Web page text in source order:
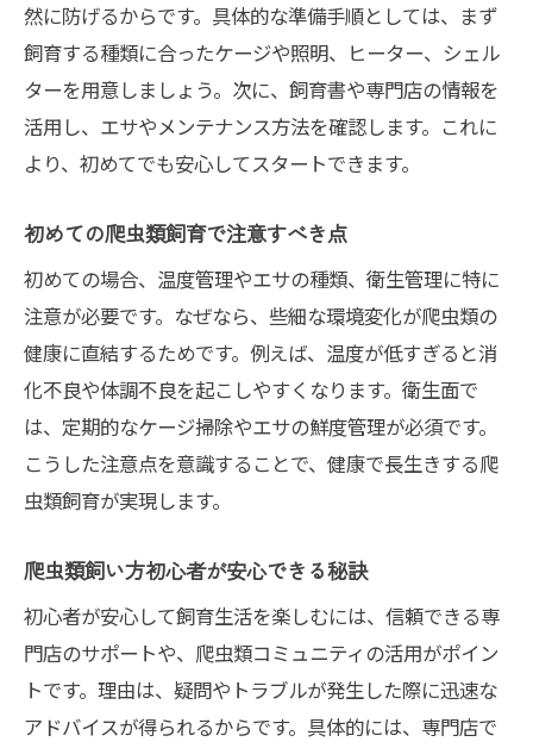
然に防げるからです。具体的な準備手順としては、まず
飼育する種類に合ったケージや照明、ヒーター、シェル
ターを用意しましょう。次に、飼育書や専門店の情報を
活用し、エサやメンテナンス方法を確認します。これに
より、初めてでも安心してスタートできます。
初めての爬虫類飼育で注意すべき点
初めての場合、温度管理やエサの種類、衛生管理に特に
注意が必要です。なぜなら、些細な環境変化が爬虫類の
健康に直結するためです。例えば、温度が低すぎると消
化不良や体調不良を起こしやすくなります。衛生面で
は、定期的なケージ掃除やエサの鮮度管理が必須です。
こうした注意点を意識することで、健康で長生きする爬
虫類飼育が実現します。
爬虫類飼い方初心者が安心できる秘訣
初心者が安心して飼育生活を楽しむには、信頼できる専
門店のサポートや、爬虫類コミュニティの活用がポイン
トです。理由は、疑問やトラブルが発生した際に迅速な
アドバイスが得られるからです。具体的には、専門店で